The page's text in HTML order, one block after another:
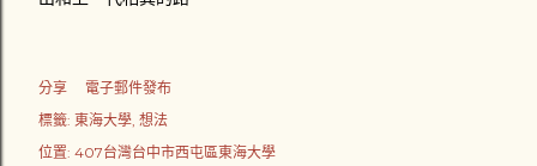
分享
電子郵件發布
標籤: 東海大學 想法
位置: 407台灣台中市西屯區東海大學